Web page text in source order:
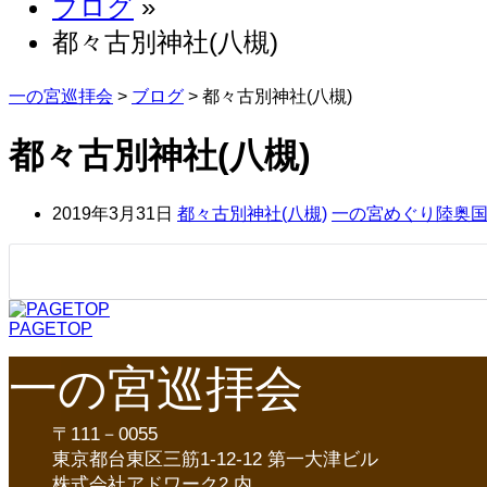
ブログ »
都々古別神社(八槻)
一の宮巡拝会 > ブログ > 都々古別神社(八槻)
都々古別神社(八槻)
2019年3月31日 都々古別神社(八槻) 一の宮めぐり陸奥
PAGETOP
一の宮巡拝会
〒111－0055
東京都台東区三筋1-12-12 第一大津ビル